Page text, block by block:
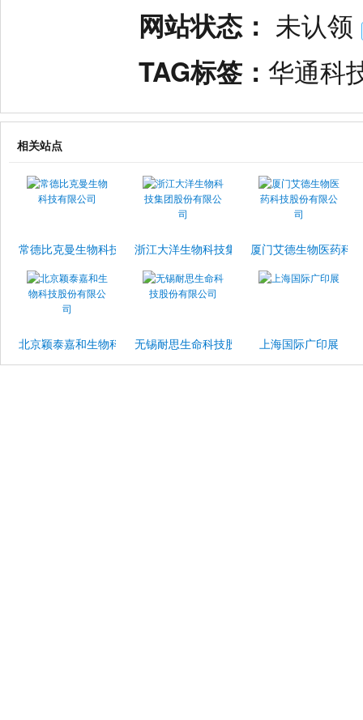
网站状态： 未认领
TAG标签： 华通科
相关站点
常德比克曼生物科技有限公司浙江大洋生物科技集团股份有限公司
厦门艾德生物医药科
北京颖泰嘉和生物科技股份有限公司无锡耐思生命科技股份有限公司上海国际广印展